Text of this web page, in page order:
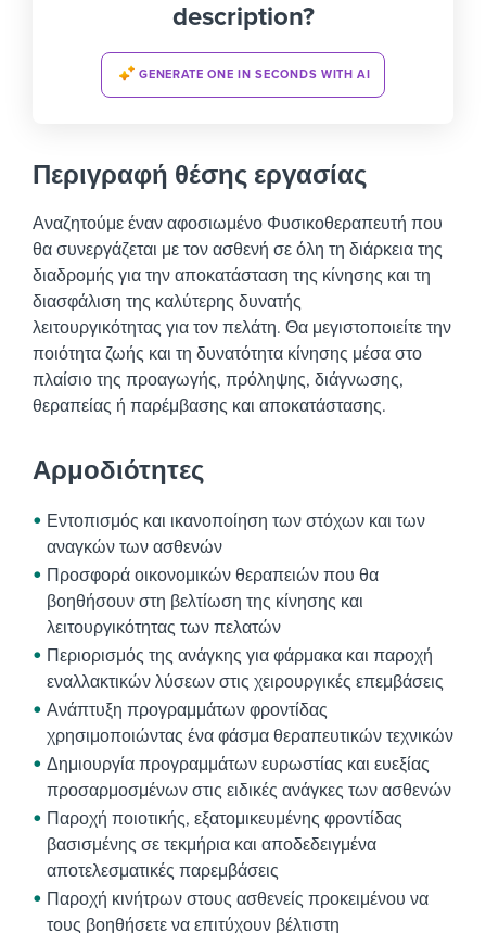
description?
GENERATE ONE IN SECONDS WITH AI
Περιγραφή θέσης εργασίας
Αναζητούμε έναν αφοσιωμένο Φυσικοθεραπευτή που
θα συνεργάζεται με τον ασθενή σε όλη τη διάρκεια της
διαδρομής για την αποκατάσταση της κίνησης και τη
διασφάλιση της καλύτερης δυνατής
λειτουργικότητας για τον πελάτη. Θα μεγιστοποιείτε την
ποιότητα ζωής και τη δυνατότητα κίνησης μέσα στο
πλαίσιο της προαγωγής, πρόληψης, διάγνωσης,
θεραπείας ή παρέμβασης και αποκατάστασης.
Αρμοδιότητες
Εντοπισμός και ικανοποίηση των στόχων και των
αναγκών των ασθενών
Προσφορά οικονομικών θεραπειών που θα
βοηθήσουν στη βελτίωση της κίνησης και
λειτουργικότητας των πελατών
Περιορισμός της ανάγκης για φάρμακα και παροχή
εναλλακτικών λύσεων στις χειρουργικές επεμβάσεις
Ανάπτυξη προγραμμάτων φροντίδας
χρησιμοποιώντας ένα φάσμα θεραπευτικών τεχνικών
Δημιουργία προγραμμάτων ευρωστίας και ευεξίας
προσαρμοσμένων στις ειδικές ανάγκες των ασθενών
Παροχή ποιοτικής, εξατομικευμένης φροντίδας
βασισμένης σε τεκμήρια και αποδεδειγμένα
αποτελεσματικές παρεμβάσεις
Παροχή κινήτρων στους ασθενείς προκειμένου να
τους βοηθήσετε να επιτύχουν βέλτιστη